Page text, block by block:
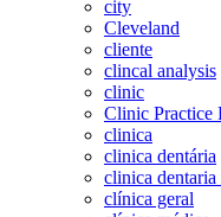
city
Cleveland
cliente
clincal analysis
clinic
Clinic Practice
clinica
clinica dentária
clinica dentaria
clínica geral